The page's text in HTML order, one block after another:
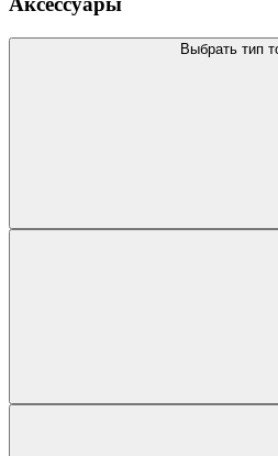
Выбрать тип